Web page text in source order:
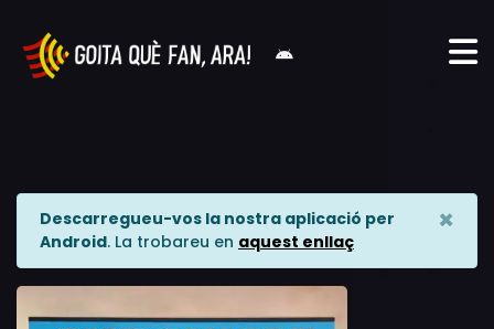
Descarregueu-vos la nostra aplicació per
Android. La trobareu en aquest enllaç
×